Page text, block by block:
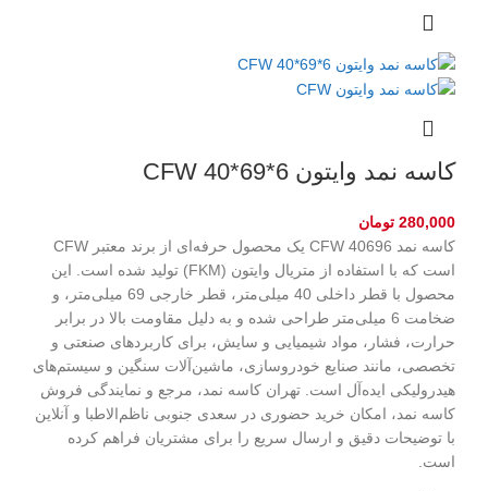
کاسه نمد وایتون CFW 40*69*6
280,000 تومان
کاسه نمد CFW 40696 یک محصول حرفه‌ای از برند معتبر CFW
است که با استفاده از متریال وایتون (FKM) تولید شده است. این
محصول با قطر داخلی 40 میلی‌متر، قطر خارجی 69 میلی‌متر، و
ضخامت 6 میلی‌متر طراحی شده و به دلیل مقاومت بالا در برابر
حرارت، فشار، مواد شیمیایی و سایش، برای کاربردهای صنعتی و
تخصصی، مانند صنایع خودروسازی، ماشین‌آلات سنگین و سیستم‌های
هیدرولیکی ایده‌آل است. تهران کاسه نمد، مرجع و نمایندگی فروش
کاسه نمد، امکان خرید حضوری در سعدی جنوبی ناظم‌الاطبا و آنلاین
با توضیحات دقیق و ارسال سریع را برای مشتریان فراهم کرده
است.